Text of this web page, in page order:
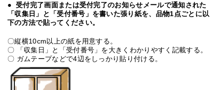
● 受付完了画面または受付完了のお知らせメールで通知された
「収集日」と「受付番号」を書いた張り紙を、品物1点ごとに以
下の方法で貼ってください。
〇縦横10cm以上の紙を用意する。
〇 「収集日」と「受付番号」を大きくわかりやすく記載する。
〇 ガムテープなどで4辺をしっかり貼り付ける。